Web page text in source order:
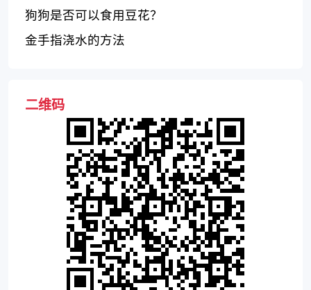
狗狗是否可以食用豆花？
金手指浇水的方法
二维码